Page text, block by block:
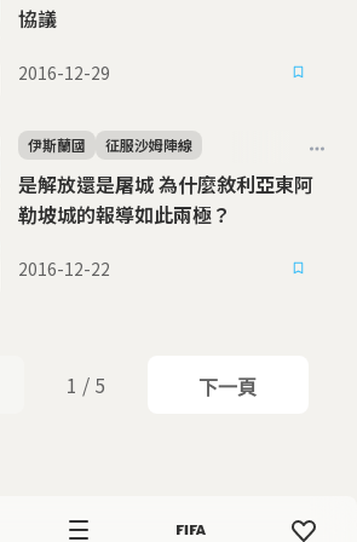
協議
2016-12-29
是解放還是屠城 為什麼敘利亞東阿
勒坡城的報導如此兩極？
伊斯蘭國 征服沙姆陣線
2016-12-22
1 / 5 下一頁
下一頁